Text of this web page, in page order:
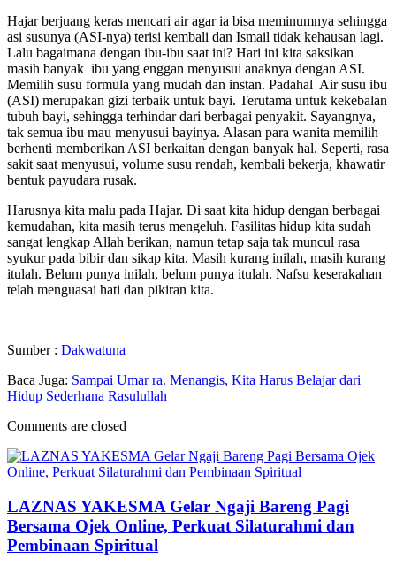
Hajar berjuang keras mencari air agar ia bisa meminumnya sehingga
asi susunya (ASI-nya) terisi kembali dan Ismail tidak kehausan lagi.
Lalu bagaimana dengan ibu-ibu saat ini? Hari ini kita saksikan
masih banyak ibu yang enggan menyusui anaknya dengan ASI.
Memilih susu formula yang mudah dan instan. Padahal Air susu ibu
(ASI) merupakan gizi terbaik untuk bayi. Terutama untuk kekebalan
tubuh bayi, sehingga terhindar dari berbagai penyakit. Sayangnya,
tak semua ibu mau menyusui bayinya. Alasan para wanita memilih
berhenti memberikan ASI berkaitan dengan banyak hal. Seperti, rasa
sakit saat menyusui, volume susu rendah, kembali bekerja, khawatir
bentuk payudara rusak.
Harusnya kita malu pada Hajar. Di saat kita hidup dengan berbagai
kemudahan, kita masih terus mengeluh. Fasilitas hidup kita sudah
sangat lengkap Allah berikan, namun tetap saja tak muncul rasa
syukur pada bibir dan sikap kita. Masih kurang inilah, masih kurang
itulah. Belum punya inilah, belum punya itulah. Nafsu keserakahan
telah menguasai hati dan pikiran kita.
Sumber : Dakwatuna
Baca Juga: Sampai Umar ra. Menangis, Kita Harus Belajar dari
Hidup Sederhana Rasulullah
Comments are closed
LAZNAS YAKESMA Gelar Ngaji Bareng Pagi
Bersama Ojek Online, Perkuat Silaturahmi dan
Pembinaan Spiritual